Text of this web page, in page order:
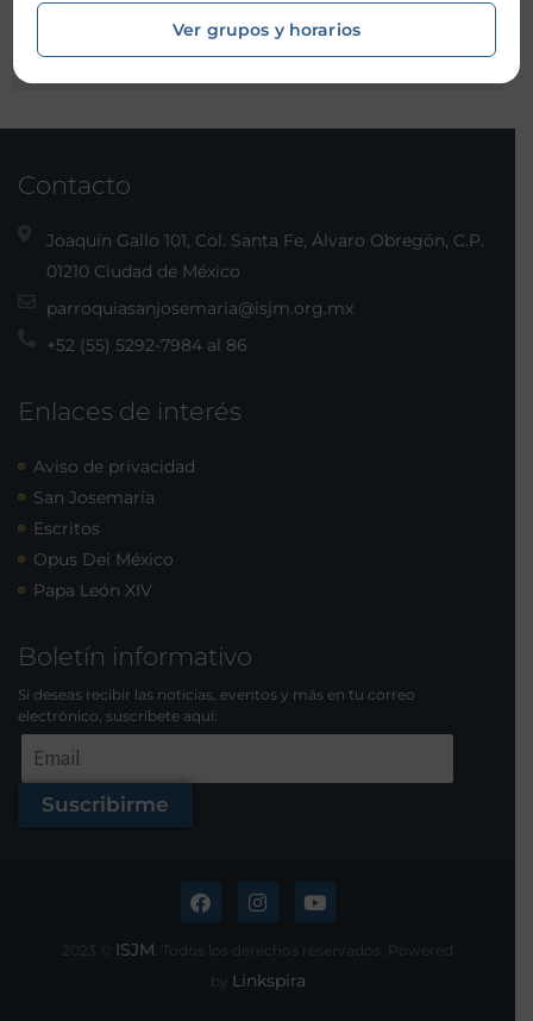
Contacto
Joaquín Gallo 101, Col. Santa Fe, Álvaro Obregón, C.P.
01210 Ciudad de México
parroquiasanjosemaria@isjm.org.mx
+52 (55) 5292-7984 al 86
Enlaces de interés
Aviso de privacidad
San Josemaría
Escritos
Opus Dei México
Papa León XIV
Boletín informativo
Si deseas recibir las noticias, eventos y más en tu correo
electrónico, suscríbete aquí:
Suscribirme
2023 © ISJM . Todos los derechos reservados. Powered
by Linkspira
Ver grupos y horarios